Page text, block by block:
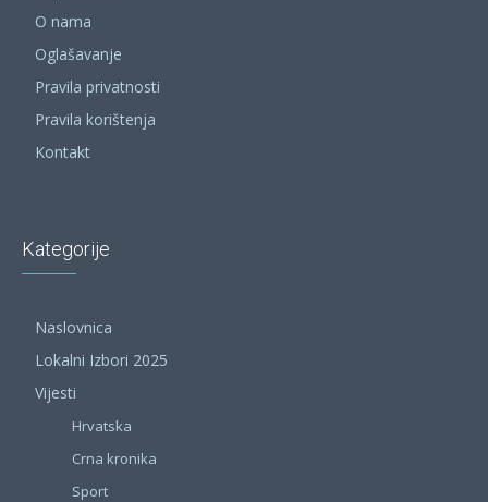
O nama
Oglašavanje
Pravila privatnosti
Pravila korištenja
Kontakt
Kategorije
Naslovnica
Lokalni Izbori 2025
Vijesti
Hrvatska
Crna kronika
Sport